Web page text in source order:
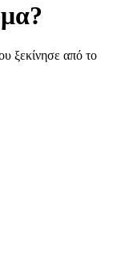
ξεκίνησε από το